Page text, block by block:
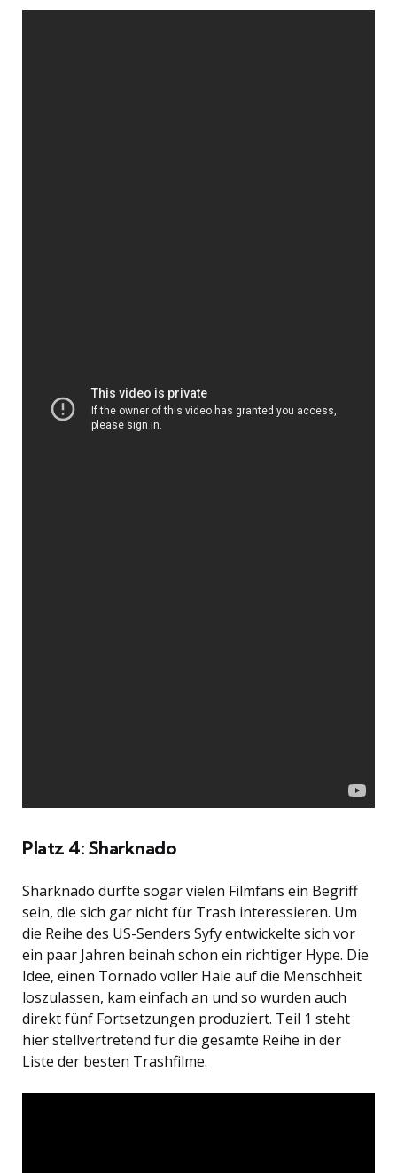
Platz 4: Sharknado
Sharknado dürfte sogar vielen Filmfans ein Begriff
sein, die sich gar nicht für Trash interessieren. Um
die Reihe des US-Senders Syfy entwickelte sich vor
ein paar Jahren beinah schon ein richtiger Hype. Die
Idee, einen Tornado voller Haie auf die Menschheit
loszulassen, kam einfach an und so wurden auch
direkt fünf Fortsetzungen produziert. Teil 1 steht
hier stellvertretend für die gesamte Reihe in der
Liste der besten Trashfilme.